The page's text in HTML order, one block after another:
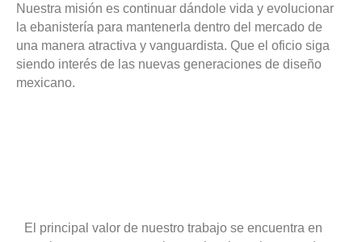
Nuestra misión es continuar dándole vida y evolucionar
la ebanistería para mantenerla dentro del mercado de
una manera atractiva y vanguardista. Que el oficio siga
siendo interés de las nuevas generaciones de diseño
mexicano.
El principal valor de nuestro trabajo se encuentra en